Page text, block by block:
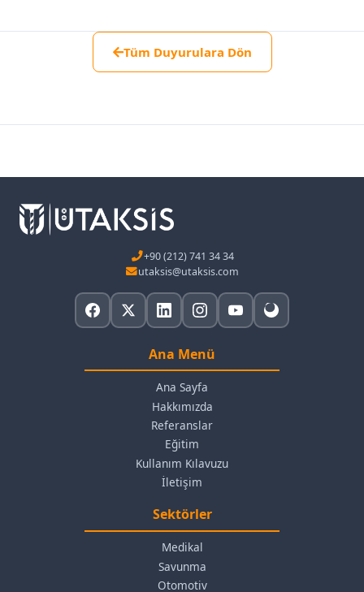
Tüm Duyurulara Dön
+90 (212) 741 34 34
utaksis@utaksis.com
Ana Menü
Ana Sayfa
Hakkımızda
Referanslar
Eğitim
Kullanım Kılavuzu
İletişim
Sektörler
Medikal
Savunma
Otomotiv